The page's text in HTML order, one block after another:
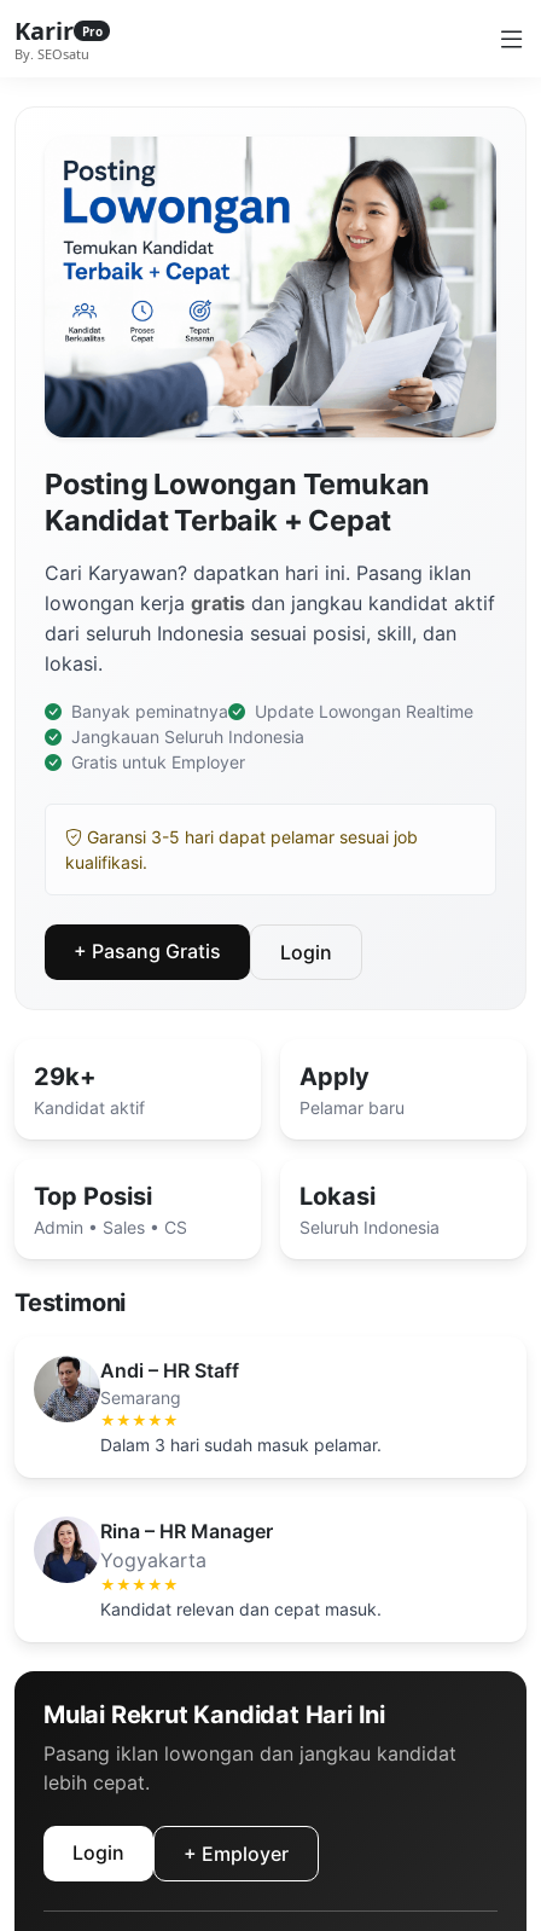
Karir Pro
By. SEOsatu
Posting Lowongan Temukan
Kandidat Terbaik + Cepat
Cari Karyawan? dapatkan hari ini. Pasang iklan
lowongan kerja gratis dan jangkau kandidat aktif
dari seluruh Indonesia sesuai posisi, skill, dan
lokasi.
Banyak peminatnya
Update Lowongan Realtime
Jangkauan Seluruh Indonesia
Gratis untuk Employer
Garansi 3-5 hari dapat pelamar sesuai job
kualifikasi.
+ Pasang Gratis Login
29k+
Kandidat aktif
Apply
Pelamar baru
Top Posisi
Admin • Sales • CS
Lokasi
Seluruh Indonesia
Testimoni
Andi – HR Staff
Semarang
★★★★★
Dalam 3 hari sudah masuk pelamar.
Rina – HR Manager
Yogyakarta
★★★★★
Kandidat relevan dan cepat masuk.
Mulai Rekrut Kandidat Hari Ini
Pasang iklan lowongan dan jangkau kandidat
lebih cepat.
Login + Employer